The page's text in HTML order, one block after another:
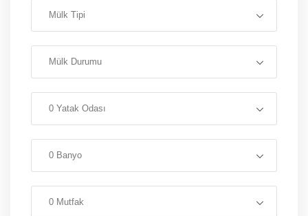
Mülk Tipi
Mülk Durumu
0 Yatak Odası
0 Banyo
0 Mutfak